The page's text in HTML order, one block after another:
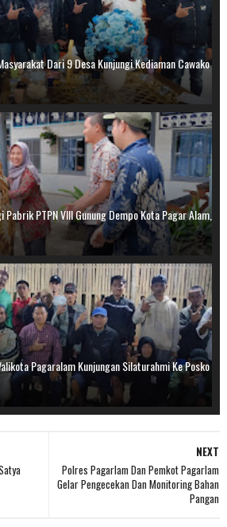
Dari 9 Desa Kunjungi Kediaman Cawako
Pabrik PTPN VIII Gunung Dempo Kota Pagar Alam,
Pagaralam Kunjungan Silaturahmi Ke Posko
NEXT
Polres Pagarlam Dan Pemkot Pagarlam
Gelar Pengecekan Dan Monitoring Bahan
Pangan